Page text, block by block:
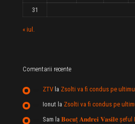
31
« iul.
Comentarii recente
ZTV la Zsolti va fi condus pe
Ionut la Zsolti va fi condus pe
Sam la 𝐁𝐨𝐜𝐮ț 𝐀𝐧𝐝𝐫𝐞𝐢 𝐕𝐚𝐬𝐢𝐥e